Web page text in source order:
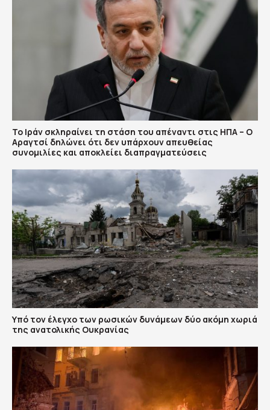
Το Ιράν σκληραίνει τη στάση του απέναντι στις ΗΠΑ – Ο
Αραγτσί δηλώνει ότι δεν υπάρχουν απευθείας
συνομιλίες και αποκλείει διαπραγματεύσεις
Υπό τον έλεγχο των ρωσικών δυνάμεων δύο ακόμη χωριά
της ανατολικής Ουκρανίας